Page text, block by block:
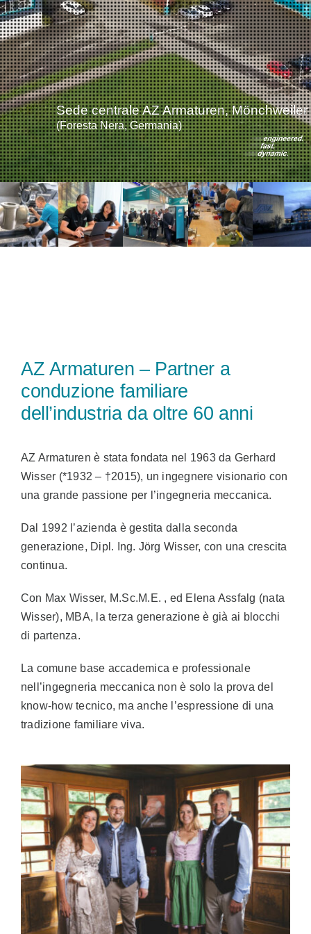
Vendite
IT
Search
for:
Sede centrale AZ Armaturen, Mönchweiler
(Foresta Nera, Germania)
AZ Armaturen – Partner a
conduzione familiare
dell’industria da oltre 60 anni
AZ Armaturen è stata fondata nel 1963 da Gerhard
Wisser (*1932 – †2015), un ingegnere visionario con
una grande passione per l’ingegneria meccanica.
Dal 1992 l’azienda è gestita dalla seconda
generazione, Dipl. Ing. Jörg Wisser, con una crescita
continua.
Con Max Wisser, M.Sc.M.E. , ed Elena Assfalg (nata
Wisser), MBA, la terza generazione è già ai blocchi
di partenza.
La comune base accademica e professionale
nell’ingegneria meccanica non è solo la prova del
know-how tecnico, ma anche l’espressione di una
tradizione familiare viva.